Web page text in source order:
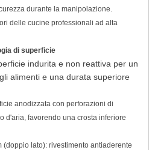
durante la manipolazione.
delle cucine professionali ad alta
di superficie
indurita e non reattiva per un
alimenti e una durata superiore
anodizzata con perforazioni di
d'aria, favorendo una crosta inferiore
(doppio lato): rivestimento antiaderente